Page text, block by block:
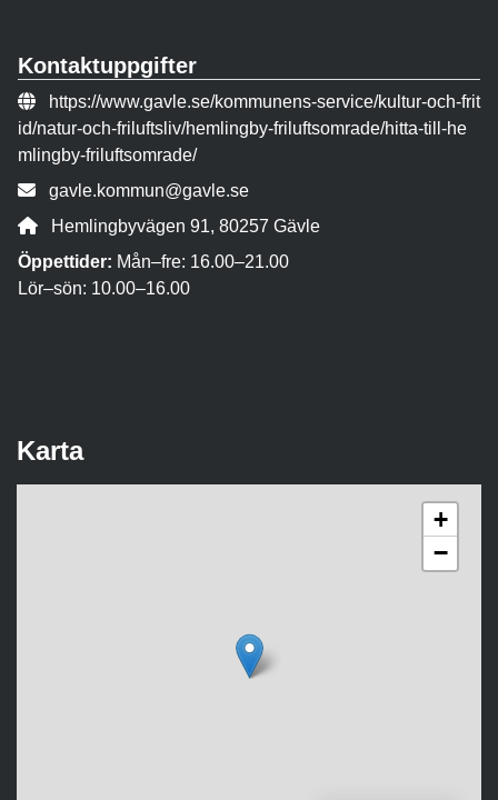
Kontaktuppgifter
Webbsida:
https://www.gavle.se/kommunens-service/kultur-och-frit
id/natur-och-friluftsliv/hemlingby-friluftsomrade/hitta-till-he
mlingby-friluftsomrade/
E-post:
gavle.kommun@gavle.se
Adress:
Hemlingbyvägen 91, 80257 Gävle
Öppettider: Mån–fre: 16.00–21.00
Lör–sön: 10.00–16.00
Karta
+
−